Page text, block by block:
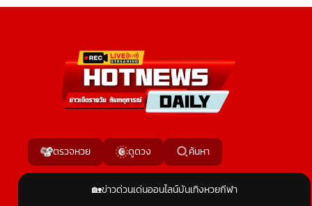
ตรวจหวย ดูดวง ค้นหา
🏡ข่าวด่วนเด่นออนไลน์บันเทิงหวยกีฬา